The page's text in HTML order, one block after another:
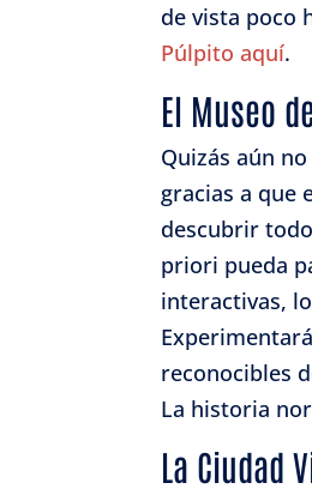
de vista poco
Púlpito aquí.
El Museo
Quizás aún
gracias a que
descubrir
priori pueda
interactivas,
reconocibles
La historia
La Ciudad